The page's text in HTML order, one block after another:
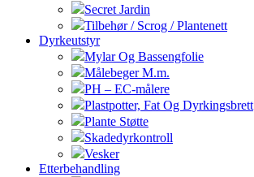
Secret Jardin
Tilbehør / Scrog / Plantenett
Dyrkeutstyr
Mylar Og Bassengfolie
Målebeger M.m.
PH – EC-målere
Plastpotter, Fat Og Dyrkingsbrett
Plante Støtte
Skadedyrkontroll
Vesker
Etterbehandling